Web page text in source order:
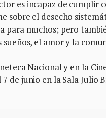
es incapaz de cumplir
sobre el desecho
para muchos; pero
el amor y la
Nacional y en la
de junio en la Sala